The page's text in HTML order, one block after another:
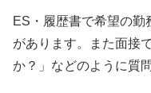
ES・履歴書で希望の勤
があります。また面接
か？」などのように質